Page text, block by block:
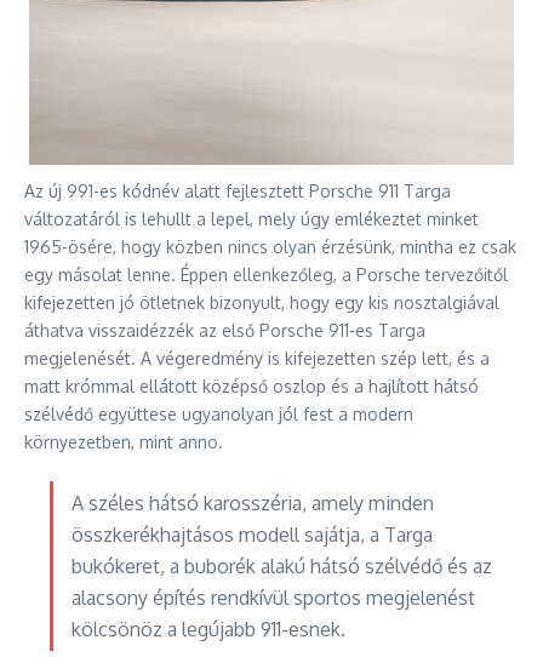
Az új 991-es kódnév alatt fejlesztett Porsche 911 Targa
változatáról is lehullt a lepel, mely úgy emlékeztet minket
1965-ösére, hogy közben nincs olyan érzésünk, mintha ez csak
egy másolat lenne. Éppen ellenkezőleg, a Porsche tervezőitől
kifejezetten jó ötletnek bizonyult, hogy egy kis nosztalgiával
áthatva visszaidézzék az első Porsche 911-es Targa
megjelenését. A végeredmény is kifejezetten szép lett, és a
matt krómmal ellátott középső oszlop és a hajlított hátsó
szélvédő együttese ugyanolyan jól fest a modern
környezetben, mint anno.
A széles hátsó karosszéria, amely minden
összkerékhajtásos modell sajátja, a Targa
bukókeret, a buborék alakú hátsó szélvédő és az
alacsony építés rendkívül sportos megjelenést
kölcsönöz a legújabb 911-esnek.